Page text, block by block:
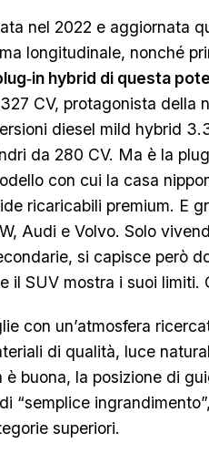
nel 2022 e aggiornata
longitudinale, nonché
hybrid di questa
CV, protagonista della
diesel mild hybrid
da 280 CV. Ma è la
con cui la casa
ricaricabili premium. E
Audi e Volvo. Solo
si capisce però
il SUV mostra i suoi limiti.
con un’atmosfera
di qualità, luce
è buona, la posizione di
“semplice
superiori.